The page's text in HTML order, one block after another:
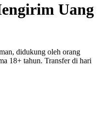
Uang
didukung oleh orang
18+ tahun. Transfer di hari